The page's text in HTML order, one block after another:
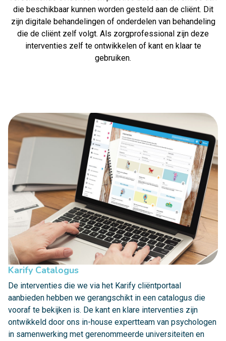
die beschikbaar kunnen worden gesteld aan de cliënt. Dit
zijn digitale behandelingen of onderdelen van behandeling
die de cliënt zelf volgt. Als zorgprofessional zijn deze
interventies zelf te ontwikkelen of kant en klaar te
gebruiken.
Karify Catalogus
De interventies die we via het Karify cliëntportaal
aanbieden hebben we gerangschikt in een catalogus die
vooraf te bekijken is. De kant en klare interventies zijn
ontwikkeld door ons in-house expertteam van psychologen
in samenwerking met gerenommeerde universiteiten en